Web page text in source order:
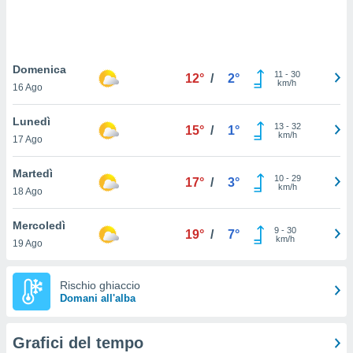
In
ti
per
nel
utilizzati
o
Domenica
16 Ago
12° / 2° 11 - 30
km/h
Lunedì
17 Ago
15° / 1° 13- 32
km/h
Martedì
18 Ago
17° / 3° 10- 29
km/h
Mercoledì
19 Ago
19° / 7° 9- 30
km/h
Rischio ghiaccio
Domani all'alba
Grafici del tempo